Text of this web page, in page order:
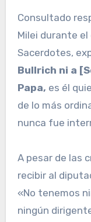
Consultado
Milei durante
Sacerdotes,
Bullrich ni a
Papa, es él
de lo más
nunca fue
A pesar de las
recibir al
«No tenemos
ningún